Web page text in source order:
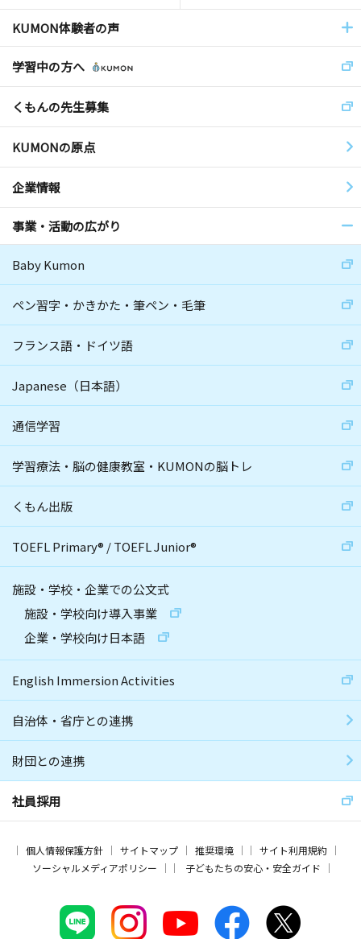
KUMON体験者の声
学習中の方へ
くもんの先生募集
KUMONの原点
企業情報
事業・活動の広がり
Baby Kumon
ペン習字・かきかた・筆ペン・毛筆
フランス語・ドイツ語
Japanese（日本語）
通信学習
学習療法・脳の健康教室・KUMONの脳トレ
くもん出版
TOEFL Primary® /TOEFL Junior®
施設・学校・企業での公文式
施設・学校向け導入事業
企業・学校向け日本語
English Immersion Activities
自治体・省庁との連携
財団との連携
社員採用
個人情報保護方針 サイトマップ 推奨環境
サイト利用規約
ソーシャルメディアポリシー
子どもたちの安心・安全ガイド